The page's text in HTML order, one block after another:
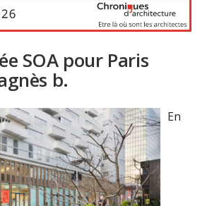
SOA pour Paris
b.
En